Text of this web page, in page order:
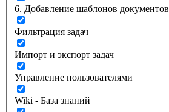
6. Добавление шаблонов документов
Фильтрация задач
Импорт и экспорт задач
Управление пользователями
Wiki - База знаний